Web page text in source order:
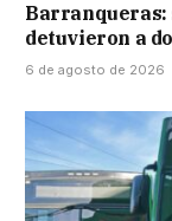
detuvieron a
6 de agosto de 2026